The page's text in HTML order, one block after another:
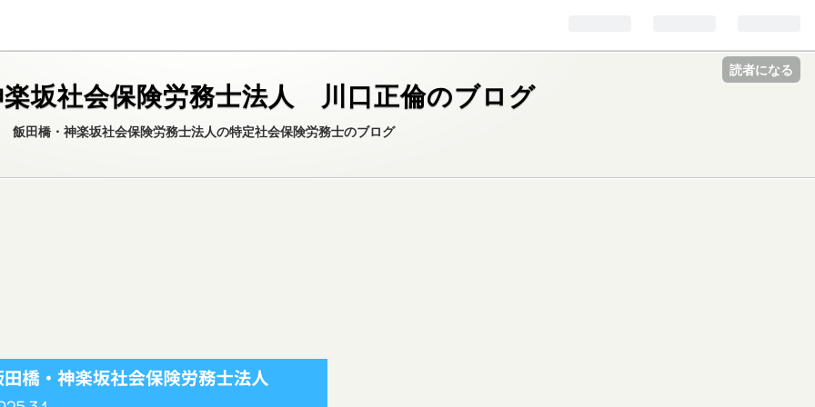
読者になる
坂社会保険労務士法人 川口正倫のブログ
飯田橋・神楽坂社会保険労務士法人の特定社会保険労務士のブログ